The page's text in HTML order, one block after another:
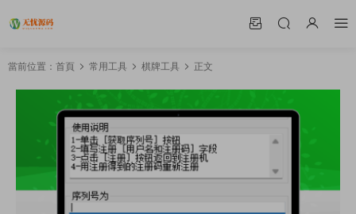
當前位置： 首頁 常用工具 棋牌工具 正文